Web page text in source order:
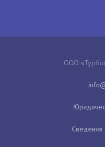
ООО
Сведения